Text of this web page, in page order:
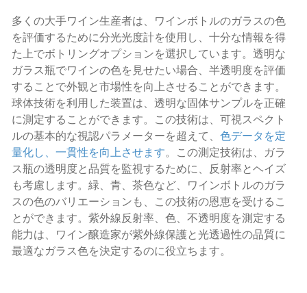
多くの大手ワイン生産者は、ワインボトルのガラスの色
を評価するために分光光度計を使用し、十分な情報を得
た上でボトリングオプションを選択しています。透明な
ガラス瓶でワインの色を見せたい場合、半透明度を評価
することで外観と市場性を向上させることができます。
球体技術を利用した装置は、透明な固体サンプルを正確
に測定することができます。この技術は、可視スペクト
ルの基本的な視認パラメーターを超えて、 色データを定
量化し、一貫性を向上させます。この測定技術は、ガラ
ス瓶の透明度と品質を監視するために、反射率とヘイズ
も考慮します。緑、青、茶色など、ワインボトルのガラ
スの色のバリエーションも、この技術の恩恵を受けるこ
とができます。紫外線反射率、色、不透明度を測定する
能力は、ワイン醸造家が紫外線保護と光透過性の品質に
最適なガラス色を決定するのに役立ちます。